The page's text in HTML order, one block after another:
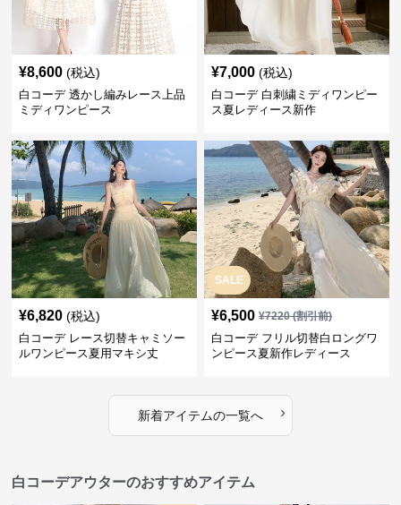
¥8,600 (税込)
白コーデ 透かし編みレース上品
ミディワンピース
¥7,000 (税込)
白コーデ 白刺繍ミディワンピー
ス夏レディース新作
¥6,820 (税込)
白コーデ レース切替キャミソー
ルワンピース夏用マキシ丈
SALE
¥6,500 ¥7220(割引前)
白コーデ フリル切替白ロングワ
ンピース夏新作レディース
新着アイテムの一覧へ ›
白コーデアウターのおすすめアイテム